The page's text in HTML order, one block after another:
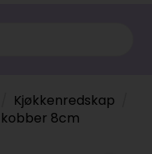
Kjøkkenredskap
8cm